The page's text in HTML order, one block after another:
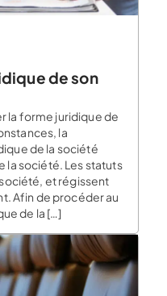
de son
la forme juridique de
la
de la société
la société. Les statuts
et régissent
Afin de procéder au
de la […]